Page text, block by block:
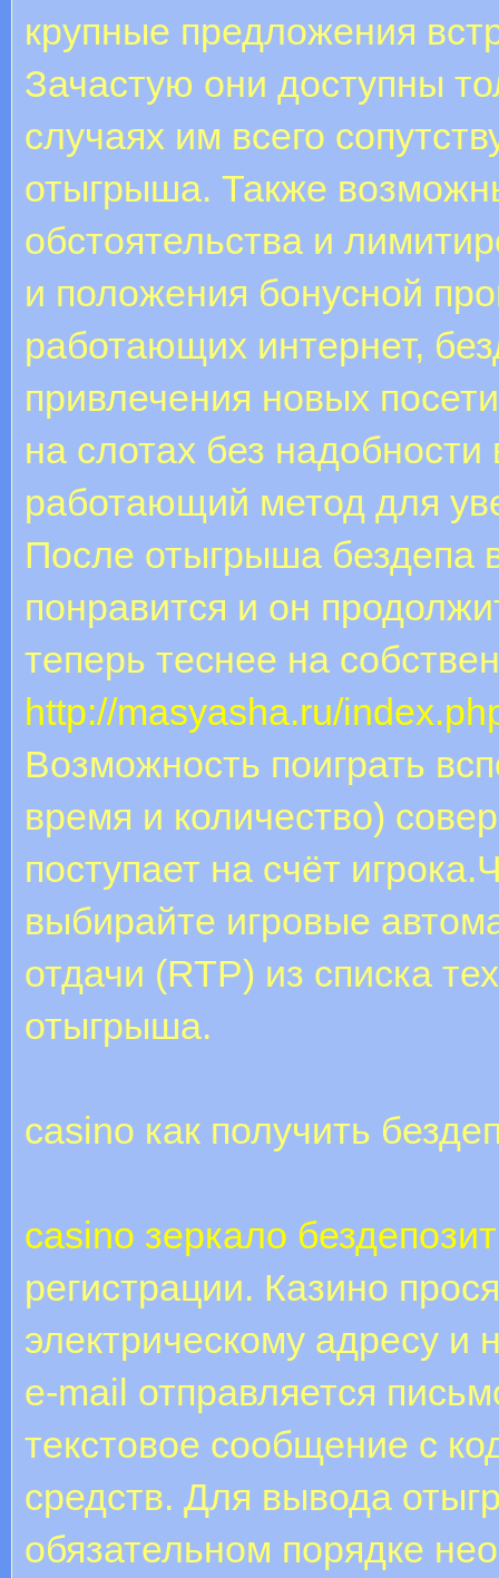
крупные предложения
Зачастую они доступны
случаях им всего
отыгрыша. Также
обстоятельства и
и положения бонусной
работающих интернет,
привлечения новых
на слотах без
работающий метод для
После отыгрыша бездепа
понравится и он
теперь теснее на
http://masyasha.ru/
Возможность поиграть
время и количество)
поступает на счёт
выбирайте игровые
отдачи (RTP) из списка
отыгрыша.
casino как получить
casino зеркало
регистрации. Казино
электрическому адресу и
e-mail отправляется
текстовое сообщение с
средств. Для вывода
обязательном порядке